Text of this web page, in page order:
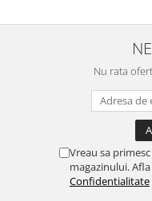
Nu rata
Vreau sa
magazinului.
Confidentialitate